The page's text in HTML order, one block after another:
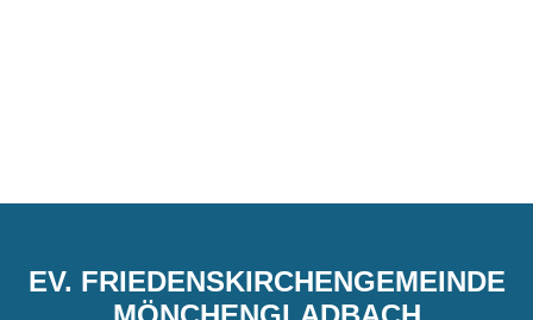
EV. FRIEDENSKIRCHENGEMEINDE